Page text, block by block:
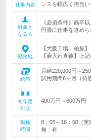
仕事内容
ンスを幅広く担当い
対象と
なる方
《必須条件》高卒
円滑に仕事を進め
勤務地
【大阪工場 柏原
【雇入れ直後】上
給与
月給220,000円～
試用期間6ヶ月（待
初年度
年収
400万円～600万円
勤務
時間
8：05～16：50（
無：有